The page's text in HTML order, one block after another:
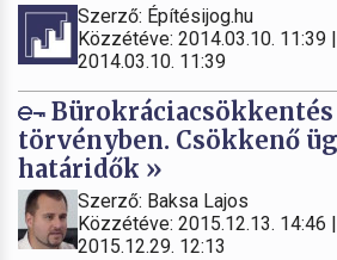
Szerző: Építésijog.hu
Közzétéve: 2014.03.10.
2014.03.10. 11:39
Bürokráciacsökkentés
törvényben. Csökkenő
határidők »
Szerző: Baksa Lajos
Közzétéve: 2015.12.13.
2015.12.29. 12:13